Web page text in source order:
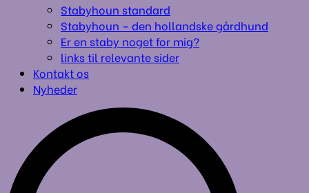
Stabyhoun standard
Stabyhoun – den hollandske gårdhund
Er en staby noget for mig?
links til relevante sider
Kontakt os
Nyheder